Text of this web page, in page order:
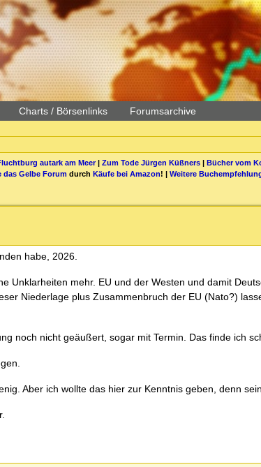
Charts / Börsenlinks Forumsarchive
autark am Meer| Zum Tode Jürgen Küßners| Bücher vom
das Gelbe Forum durch Käufe bei Amazon! | Weitere
habe, 2026.
Unklarheiten mehr. EU und der Westen und damit
Niederlage plus Zusammenbruch der EU (Nato?)
noch nicht geäußert, sogar mit Termin. Das finde ich
Aber ich wollte das hier zur Kenntnis geben, denn